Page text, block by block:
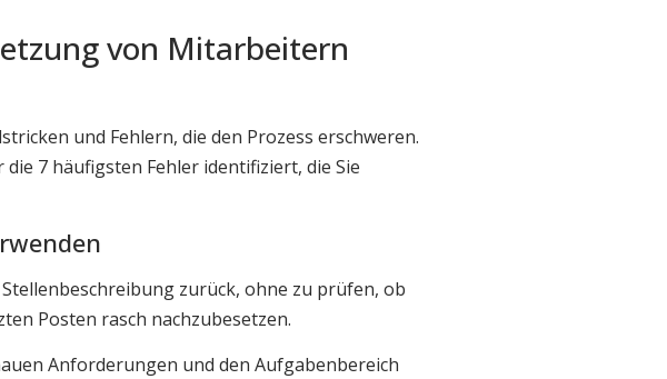
von Mitarbeitern
und Fehlern, die den Prozess erschweren.
7 häufigsten Fehler identifiziert, die Sie
zurück, ohne zu prüfen, ob
Posten rasch nachzubesetzen.
Anforderungen und den Aufgabenbereich